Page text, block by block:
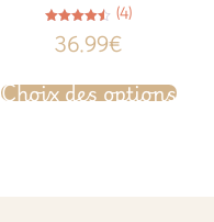
4.50
sur 5
(4)
36.99€
Choix des options